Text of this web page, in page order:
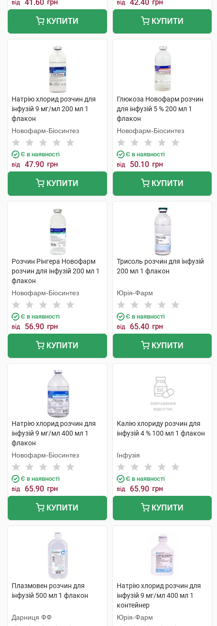
від 41.60 грн
КУПИТИ
від 42.40 грн
КУПИТИ
Натрію хлорид розчин для
інфузій 9 мг/мл 200 мл 1
флакон
Новофарм-Біосинтез
Є в наявності
від 47.90 грн
КУПИТИ
Глюкоза Новофарм розчин
для інфузій 5 % 200 мл 1
флакон
Новофарм-Біосинтез
Є в наявності
від 50.10 грн
КУПИТИ
Розчин Рінгера Новофарм
розчин для інфузій 200 мл 1
флакон
Новофарм-Біосинтез
Є в наявності
від 56.90 грн
КУПИТИ
Трисоль розчин для інфузій
200 мл 1 флакон
Юрія-Фарм
Є в наявності
від 65.40 грн
КУПИТИ
Натрію хлорид розчин для
інфузій 9 мг/мл 400 мл 1
флакон
Новофарм-Біосинтез
Є в наявності
від 65.90 грн
КУПИТИ
Калію хлориду розчин для
інфузій 4 % 100 мл 1 флакон
Інфузія
Є в наявності
від 65.90 грн
КУПИТИ
Плазмовен розчин для
інфузій 500 мл 1 флакон
Дарниця ФФ
Натрію хлорид розчин для
інфузій 9 мг/мл 400 мл 1
контейнер
Юрія-Фарм